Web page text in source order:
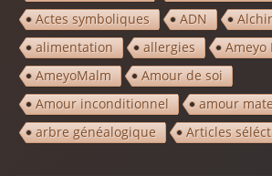
Actes symboliques
ADN
alimentation
allergies
Ameyo
AmeyoMalm
Amour de soi
Amour inconditionnel
amour
arbre généalogique
Articles